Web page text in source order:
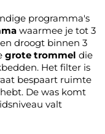
programma's
waarmee je tot 3
droogt binnen 3
grote trommel die
Het filter is
bespaart ruimte
De was komt
valt